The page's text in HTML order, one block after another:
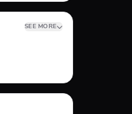
SEE MORE